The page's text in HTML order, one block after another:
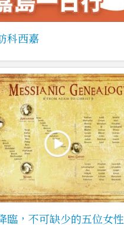
科西嘉
臨，不可缺少的五位女性